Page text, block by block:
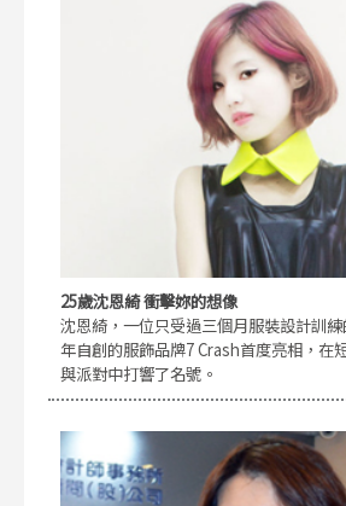
25歲沈恩綺 衝擊妳的想像
沈恩綺，一位只受過三個月服裝設計訓練
年自創的服飾品牌7 Crash首度亮相，在
與派對中打響了名號。